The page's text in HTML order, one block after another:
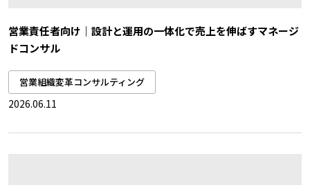
営業責任者向け｜設計と運用の一体化で売上を伸ばすマネージ
ドコンサル
営業組織変革コンサルティング
2026.06.11